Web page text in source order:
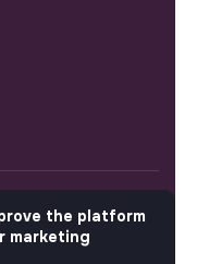
the platform
marketing